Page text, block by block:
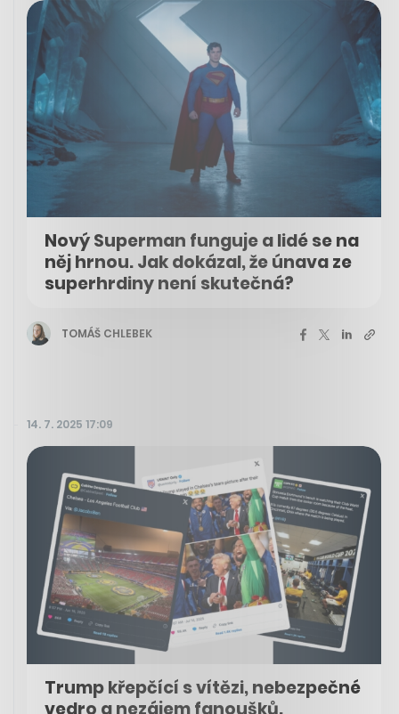
Nový Superman funguje a lidé se na
něj hrnou. Jak dokázal, že únava ze
superhrdiny není skutečná?
TOMÁŠ CHLEBEK
14. 7. 2025 17:09
Trump křepčící s vítězi, nebezpečné
vedro a nezájem fanoušků.